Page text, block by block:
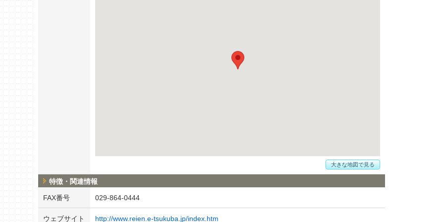
大きな地図で見る
特徴・関連情報
FAX番号 029-864-0444
ウェブサイト http://www.reien.e-tsukuba.jp/index.htm